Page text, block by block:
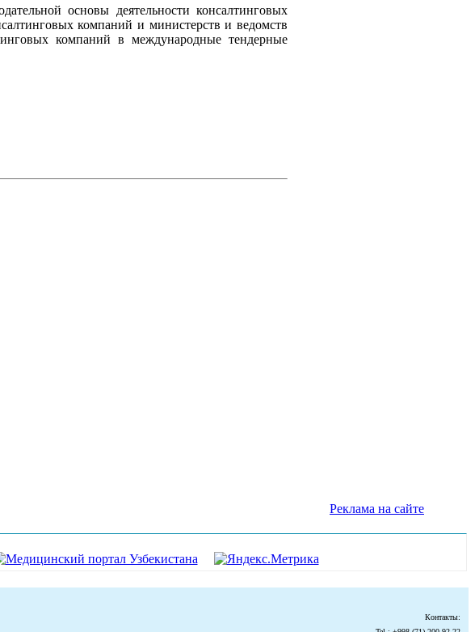
основы деятельности консалтинговых
компаний и министерств и ведомств
компаний в международные тендерные
Реклама на сайте
Контакты: